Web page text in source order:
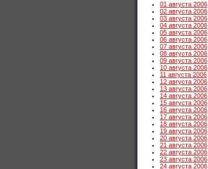
01 августа 2006
02 августа 2006
03 августа 2006
04 августа 2006
05 августа 2006
06 августа 2006
07 августа 2006
08 августа 2006
09 августа 2006
10 августа 2006
11 августа 2006
12 августа 2006
13 августа 2006
14 августа 2006
15 августа 2006
16 августа 2006
17 августа 2006
18 августа 2006
19 августа 2006
20 августа 2006
21 августа 2006
22 августа 2006
23 августа 2006
24 августа 2006